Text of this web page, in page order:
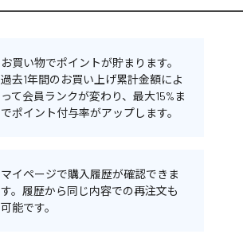
お買い物でポイントが貯まります。
過去1年間のお買い上げ累計金額によ
って会員ランクが変わり、最大15%ま
でポイント付与率がアップします。
マイページで購入履歴が確認できま
す。履歴から同じ内容での再注文も
可能です。